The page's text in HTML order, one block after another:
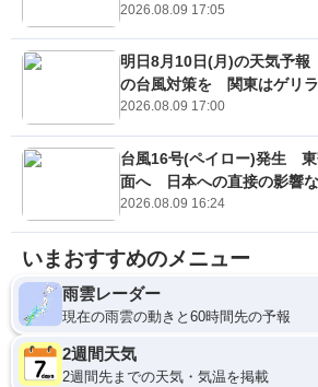
2026.08.09 17:05
明日8月10日(月)の天気予
の台風対策を 関東はゲリ
2026.08.09 17:00
台風16号(ペイロー)発生
面へ 日本への直接の影響
2026.08.09 16:24
いまおすすめのメニュー
雨雲レーダー
現在の雨雲の動きと60時間先の予報
2週間天気
2週間先までの天気・気温を掲載